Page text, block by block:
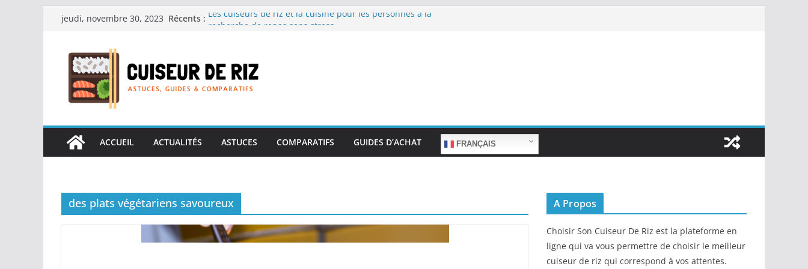
Passerjeudi, novembre 30, 2023 Récents : Les cuiseurs de riz et la cuisine pour les personnes à la
Les cuiseurs de riz pour les familles nombreuses : Cuisson
en grande quantité.
Les cuiseurs de riz et la préparation de plats pour les
réconfortants.
ACCUEIL
ACTUALITÉS ASTUCES COMPARATIFS GUIDES D’ACHAT FRANÇAIS
des plats végétariens savoureux A Propos
Choisir Son Cuiseur De Riz est la plateforme en
ligne qui va vous permettre de choisir le meilleur
cuiseur de riz qui correspond à vos attentes.